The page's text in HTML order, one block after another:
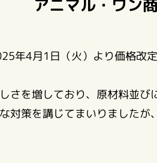
アニマル・ワン
年4月1日（火）より価格改定
さを増しており、原材料並
対策を講じてまいりました